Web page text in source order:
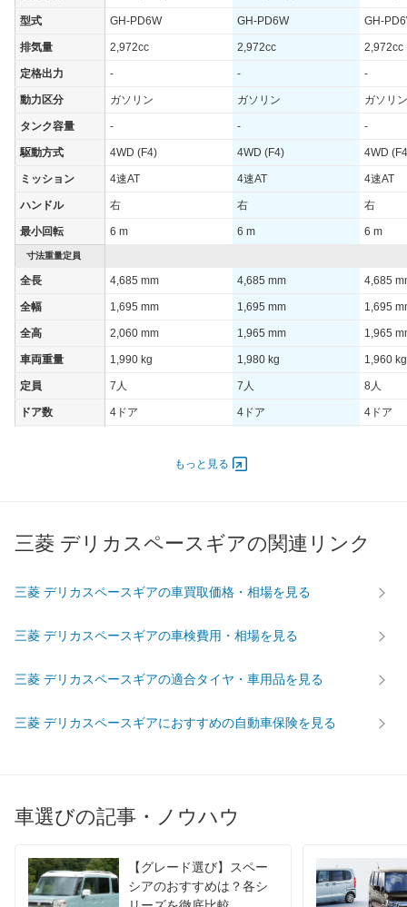
型式 GH-PD6W GH-PD6W GH-
排気量 2,972cc 2,972cc 2,972cc
定格出力 - - -
動力区分 ガソリン ガソリン ガソリン
タンク容量 - - -
駆動方式 4WD (F4) 4WD (F4) 4WD
ミッション 4速AT 4速AT 4速AT
ハンドル 右 右 右
最小回転 6 m 6 m 6 m
寸法重量定員
全長 4,685 mm 4,685 mm 4,685
全幅 1,695 mm 1,695 mm 1,695
全高 2,060 mm 1,965 mm 1,965
車両重量 1,990 kg 1,980 kg 1,960 kg
定員 7人 7人 8人
ドア数 4ドア 4ドア 4ドア
過給機 -
後輪サイズ 225/80R15 225/80R15 225/
WLTC - -
WLTC/郊外
1015 7.7km/L
装備オプション 装備詳細を見る 装備詳細を見る 装備
もっと見る
三菱 デリカスペースギアの関連リンク
三菱 デリカスペースギアの車買取価格・相場を見る
三菱 デリカスペースギアの車検費用・相場を見る
三菱 デリカスペースギアの適合タイヤ・車用品を見る
三菱 デリカスペースギアにおすすめの自動車保険を見る
車選びの記事・ノウハウ
【グレード選び】スペー
シアのおすすめは？各シ